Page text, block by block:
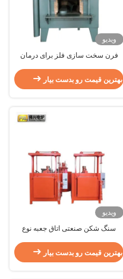
ویدیو
فرن سخت سازی فلز برای درمان
بهترین قیمت رو بدست بیار
ویدیو
سنگ شکن صنعتی اتاق جعبه نوع
بهترین قیمت رو بدست بیار